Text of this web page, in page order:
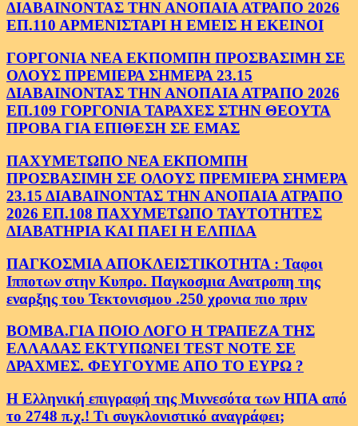
ΔΙΑΒΑΙΝΟΝΤΑΣ ΤΗΝ ΑΝΟΠΑΙΑ ΑΤΡΑΠΟ 2026
ΕΠ.110 ΑΡΜΕΝΙΣΤΑΡΙ Η ΕΜΕΙΣ Η ΕΚΕΙΝΟΙ
ΓΟΡΓΟΝΙΑ ΝΕΑ ΕΚΠΟΜΠΗ ΠΡΟΣΒΑΣΙΜΗ ΣΕ
ΟΛΟΥΣ ΠΡΕΜΙΕΡΑ ΣΗΜΕΡΑ 23.15
ΔΙΑΒΑΙΝΟΝΤΑΣ ΤΗΝ ΑΝΟΠΑΙΑ ΑΤΡΑΠΟ 2026
ΕΠ.109 ΓΟΡΓΟΝΙΑ ΤΑΡΑΧΕΣ ΣΤΗΝ ΘΕΟΥΤΑ
ΠΡΟΒΑ ΓΙΑ ΕΠΙΘΕΣΗ ΣΕ ΕΜΑΣ
ΠΑΧΥΜΕΤΩΠΟ ΝΕΑ ΕΚΠΟΜΠΗ
ΠΡΟΣΒΑΣΙΜΗ ΣΕ ΟΛΟΥΣ ΠΡΕΜΙΕΡΑ ΣΗΜΕΡΑ
23.15 ΔΙΑΒΑΙΝΟΝΤΑΣ ΤΗΝ ΑΝΟΠΑΙΑ ΑΤΡΑΠΟ
2026 ΕΠ.108 ΠΑΧΥΜΕΤΩΠΟ ΤΑΥΤΟΤΗΤΕΣ
ΔΙΑΒΑΤΗΡΙΑ ΚΑΙ ΠΑΕΙ Η ΕΛΠΙΔΑ
ΠΑΓΚΟΣΜΙΑ ΑΠΟΚΛΕΙΣΤΙΚΟΤΗΤΑ : Ταφοι
Ιπποτων στην Κυπρο. Παγκοσμια Ανατροπη της
εναρξης του Τεκτονισμου .250 χρονια πιο πριν
ΒΟΜΒΑ.ΓΙΑ ΠΟΙΟ ΛΟΓΟ Η ΤΡΑΠΕΖΑ ΤΗΣ
ΕΛΛΑΔΑΣ ΕΚΤΥΠΩΝΕΙ TEST NOTE ΣΕ
ΔΡΑΧΜΕΣ. ΦΕΥΓΟΥΜΕ ΑΠΟ ΤΟ ΕΥΡΩ ?
Η Ελληνική επιγραφή της Μιννεσότα των ΗΠΑ από
το 2748 π.χ.! Τι συγκλονιστικό αναγράφει;